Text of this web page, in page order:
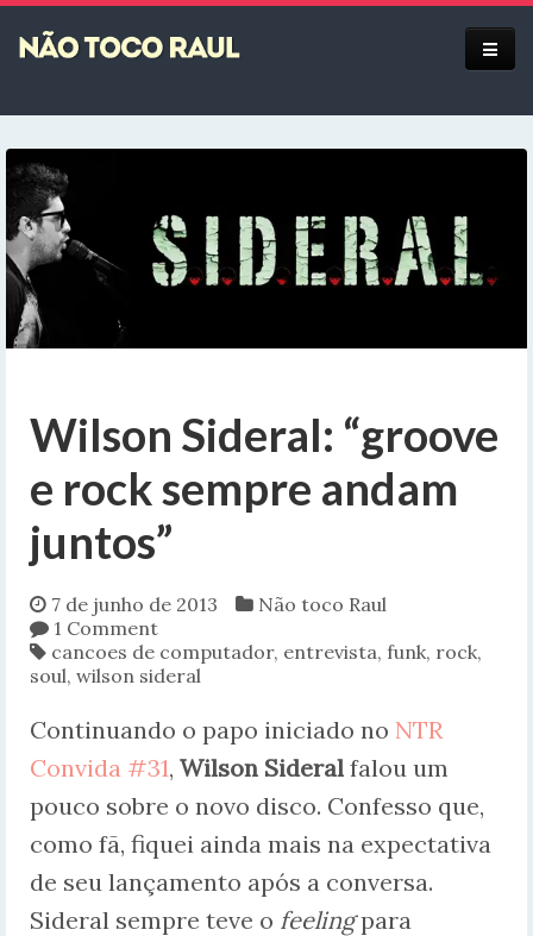
Equipe
Wilson Sideral: “groove
e rock sempre andam
juntos”
7 de junho de 2013
Não toco Raul
1 Comment
cancoes de computador, entrevista, funk, rock,
soul, wilson sideral
Continuando o papo iniciado no NTR
Convida #31, Wilson Sideral falou um
pouco sobre o novo disco. Confesso que,
como fã, fiquei ainda mais na expectativa
de seu lançamento após a conversa.
Sideral sempre teve o feelingpara